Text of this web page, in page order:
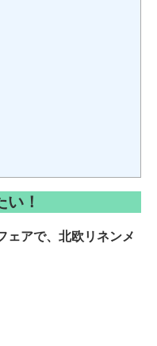
！
ェアで、北欧リネンメ